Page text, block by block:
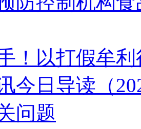
！以打假牟
今日导读（
问题